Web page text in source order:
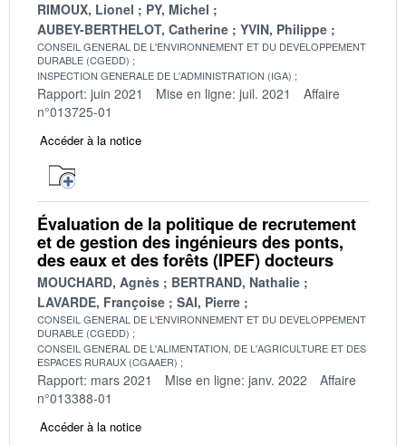
RIMOUX, Lionel
PY, Michel
AUBEY-BERTHELOT, Catherine
YVIN, Philippe
CONSEIL GENERAL DE L'ENVIRONNEMENT ET DU DEVELOPPEMENT
DURABLE (CGEDD)
INSPECTION GENERALE DE L'ADMINISTRATION (IGA)
Rapport: juin 2021 Mise en ligne: juil. 2021
Affaire
n°013725-01
Accéder à la notice
Évaluation de la politique de recrutement
et de gestion des ingénieurs des ponts,
des eaux et des forêts (IPEF) docteurs
MOUCHARD, Agnès
BERTRAND, Nathalie
LAVARDE, Françoise
SAI, Pierre
CONSEIL GENERAL DE L'ENVIRONNEMENT ET DU DEVELOPPEMENT
DURABLE (CGEDD)
CONSEIL GENERAL DE L'ALIMENTATION, DE L'AGRICULTURE ET DES
ESPACES RURAUX (CGAAER)
Rapport: mars 2021 Mise en ligne: janv. 2022
Affaire
n°013388-01
Accéder à la notice